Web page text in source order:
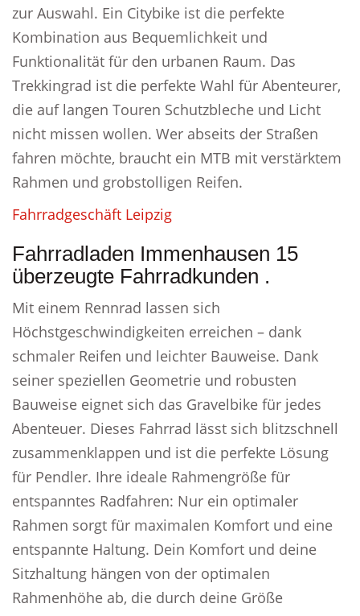
zur Auswahl. Ein Citybike ist die perfekte
Kombination aus Bequemlichkeit und
Funktionalität für den urbanen Raum. Das
Trekkingrad ist die perfekte Wahl für Abenteurer,
die auf langen Touren Schutzbleche und Licht
nicht missen wollen. Wer abseits der Straßen
fahren möchte, braucht ein MTB mit verstärktem
Rahmen und grobstolligen Reifen.
Fahrradgeschäft Leipzig
Fahrradladen Immenhausen 15
überzeugte Fahrradkunden .
Mit einem Rennrad lassen sich
Höchstgeschwindigkeiten erreichen – dank
schmaler Reifen und leichter Bauweise. Dank
seiner speziellen Geometrie und robusten
Bauweise eignet sich das Gravelbike für jedes
Abenteuer. Dieses Fahrrad lässt sich blitzschnell
zusammenklappen und ist die perfekte Lösung
für Pendler. Ihre ideale Rahmengröße für
entspanntes Radfahren: Nur ein optimaler
Rahmen sorgt für maximalen Komfort und eine
entspannte Haltung. Dein Komfort und deine
Sitzhaltung hängen von der optimalen
Rahmenhöhe ab, die durch deine Größe